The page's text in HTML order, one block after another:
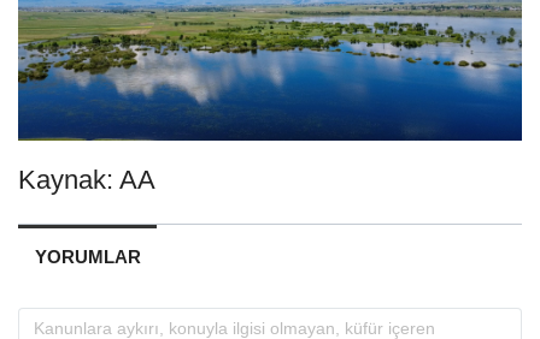
Kaynak: AA
YORUMLAR